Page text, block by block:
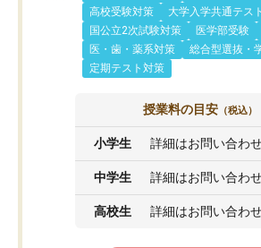
高校受験対策
大学入学共通テス
国公立2次試験対策
医学部受験
医・歯・薬系対策
総合型選抜・
定期テスト対策
授業料の目安 （税込）
小学生 詳細はお問い合わ
中学生 詳細はお問い合わ
高校生 詳細はお問い合わ